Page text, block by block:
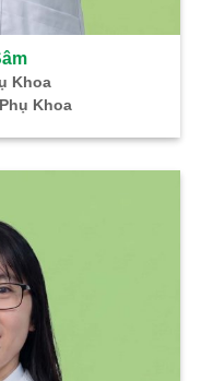
Khoa
Khoa